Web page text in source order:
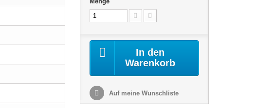
In den
Warenkorb
Auf meine Wunschliste